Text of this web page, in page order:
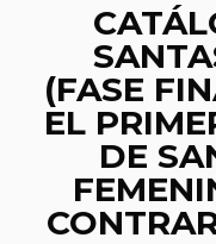
(FASE
EL
DE